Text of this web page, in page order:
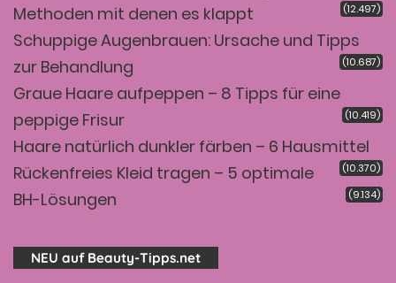
Methoden mit denen es klappt
(12.497)
Schuppige Augenbrauen: Ursache und Tipps
zur Behandlung
(10.687)
Graue Haare aufpeppen – 8 Tipps für eine
peppige Frisur
(10.419)
Haare natürlich dunkler färben – 6 Hausmittel
(10.370)
Rückenfreies Kleid tragen – 5 optimale
BH-Lösungen
(9.134)
NEU auf Beauty-Tipps.net